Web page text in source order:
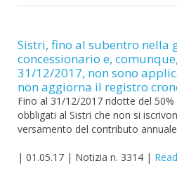
Sistri, fino al subentro nella
concessionario e,
31/12/2017, non sono
non aggiorna il registro
Fino al 31/12/2017 ridotte del
obbligati al Sistri che non si
versamento del contributo annuale
| 01.05.17 | Notizia n. 3314 |